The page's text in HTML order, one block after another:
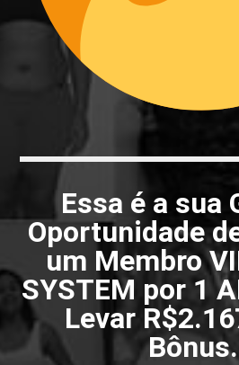
Essa é a sua
Oportunidade
um Membro
SYSTEM por 1
Levar